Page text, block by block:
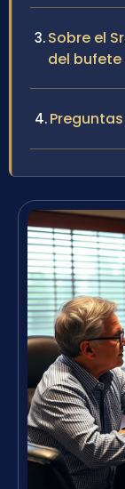
Sobre el
del bufete